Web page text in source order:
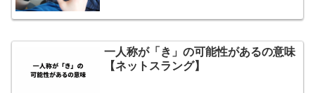
一人称が「き」の可能性があるの意味
【ネットスラング】